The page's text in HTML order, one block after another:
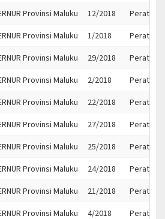
Provinsi Maluku 12/2018 Peraturan
Provinsi Maluku 1/2018 Peraturan
Provinsi Maluku 29/2018 Peraturan
Provinsi Maluku 2/2018 Peraturan
Provinsi Maluku 22/2018 Peraturan
Provinsi Maluku 27/2018 Peraturan
Provinsi Maluku 25/2018 Peraturan
Provinsi Maluku 24/2018 Peraturan
Provinsi Maluku 21/2018 Peraturan
Provinsi Maluku 4/2018 Peraturan